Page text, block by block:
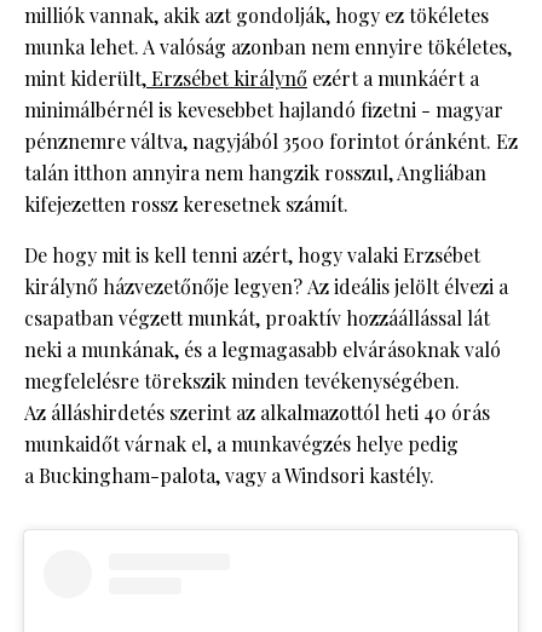
milliók vannak, akik azt gondolják, hogy ez tökéletes
munka lehet. A valóság azonban nem ennyire tökéletes,
mint kiderült,Erzsébet királynő ezért a munkáért a
minimálbérnél is kevesebbet hajlandó fizetni - magyar
pénznemre váltva, nagyjából 3500 forintot óránként. Ez
talán itthon annyira nem hangzik rosszul, Angliában
kifejezetten rossz keresetnek számít.
De hogy mit is kell tenni azért, hogy valaki Erzsébet
királynő házvezetőnője legyen? Az ideális jelölt élvezi a
csapatban végzett munkát, proaktív hozzáállással lát
neki a munkának, és a legmagasabb elvárásoknak való
megfelelésre törekszik minden tevékenységében.
Az álláshirdetés szerint az alkalmazottól heti 40 órás
munkaidőt várnak el, a munkavégzés helye pedig
a Buckingham-palota, vagy a Windsori kastély.